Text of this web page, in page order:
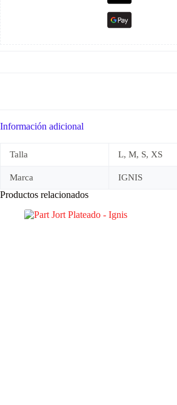
Información adicional
Talla L, M, S, XS
Marca IGNIS
Productos relacionados